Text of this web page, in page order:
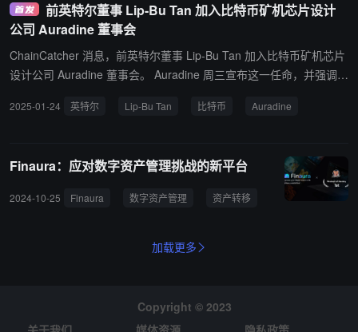
前英特尔董事 Lip-Bu Tan 加入比特币矿机芯片设计
公司 Auradine 董事会
ChainCatcher 消息，前英特尔董事 Lip-Bu Tan 加入比特币矿机芯片
设计公司 Auradine 董事会。 Auradine 周三宣布这一任命，并强调 T
资公司 Walden International 的创始人兼董事长，也是 Celesta Capit
ogy。他还曾担任 Cadence Design Systems 的首席执行官。
2025-01-24 英特尔 Lip-Bu Tan 比特币 Auradine
Finaura：应对数字资产管理挑战的新平台
2024-10-25 Finaura 数字资产管理 资产转移
加载更多
Copyright © 2023